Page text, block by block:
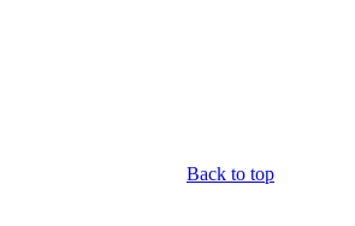
Back to top